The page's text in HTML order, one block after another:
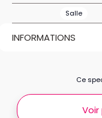
Salle
INFORMATIONS
Ce